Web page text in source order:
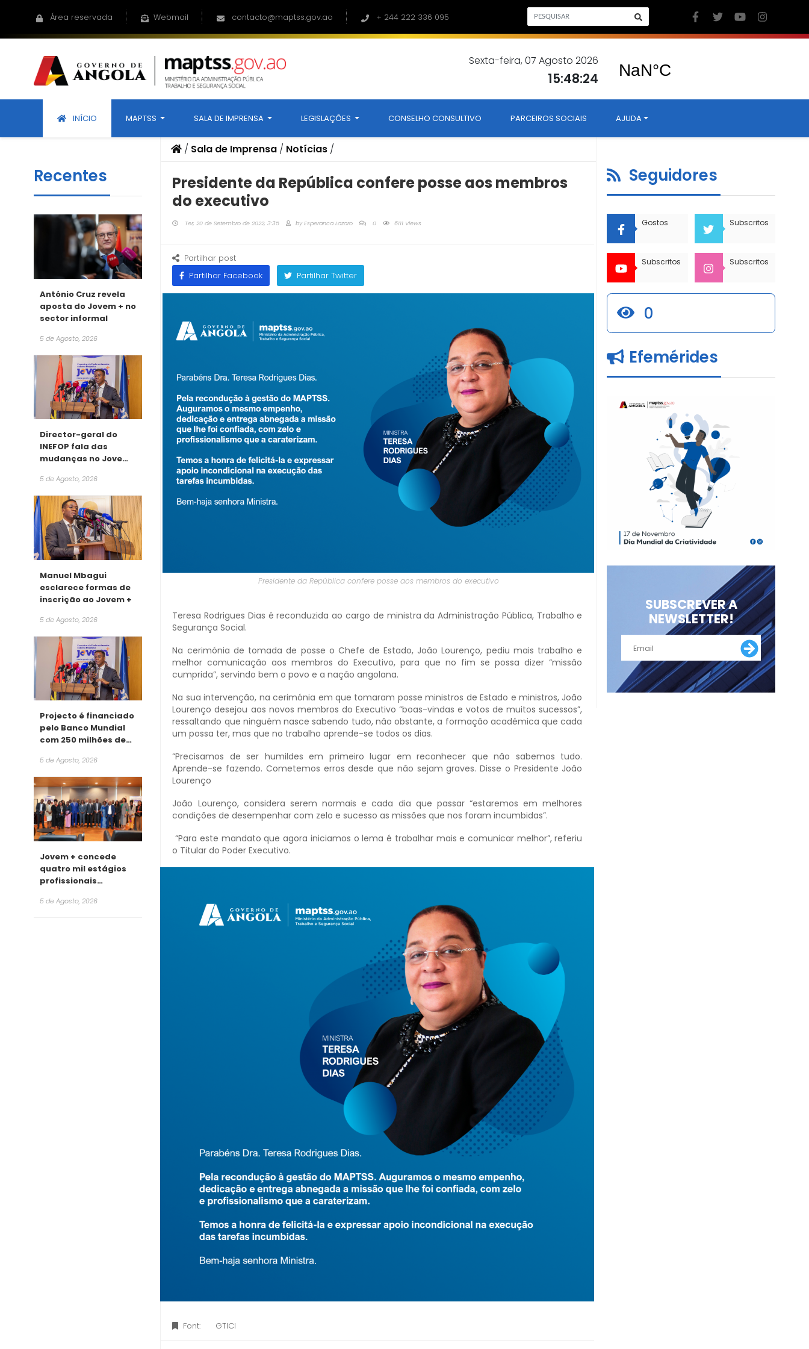
Área reservada Webmail contacto@maptss.gov.ao + 244 222 336 095
Sexta-feira, 07 Agosto 2026
15:48:25
INÍCIO MAPTSS SALA DE IMPRENSA LEGISLAÇÕES CONSELHO CONSULTIVO PARCEIROS SOCIAIS AJUDA
Recentes
António Cruz revela
aposta do Jovem + no
sector informal
5 de Agosto, 2026
Director-geral do
INEFOP fala das
mudanças no Jovem
5 de Agosto, 2026
Manuel Mbagui
esclarece formas de
inscrição ao Jovem +
5 de Agosto, 2026
Projecto é financiado
pelo Banco Mundial
com 250 milhões de
5 de Agosto, 2026
Jovem + concede
quatro mil estágios
profissionais
2026
5 de Agosto, 2026
/ Sala de Imprensa / Notícias /
Presidente da República confere posse aos membros
do executivo
Ter, 20 de Setembro de 2022, 3:35 byEsperanca Lazaro 0 6111 Views
Partilhar post
Partilhar Facebook
Partilhar Twitter
Presidente da República confere posse aos membros do executivo
Teresa Rodrigues Dias é reconduzida ao cargo de ministra da Administração Pública, Trabalho e
Segurança Social.
Na cerimónia de tomada de posse o Chefe de Estado, João Lourenço, pediu mais trabalho e
melhor comunicação aos membros do Executivo, para que no fim se possa dizer “missão
cumprida”, servindo bem o povo e a nação angolana.
Na sua intervenção, na cerimónia em que tomaram posse ministros de Estado e ministros, João
Lourenço desejou aos novos membros do Executivo “boas-vindas e votos de muitos sucessos”,
ressaltando que ninguém nasce sabendo tudo, não obstante, a formação académica que cada
um possa ter, mas que no trabalho aprende-se todos os dias.
“Precisamos de ser humildes em primeiro lugar em reconhecer que não sabemos tudo.
Aprende-se fazendo. Cometemos erros desde que não sejam graves. Disse o Presidente João
Lourenço
João Lourenço, considera serem normais e cada dia que passar “estaremos em melhores
condições de desempenhar com zelo e sucesso as missões que nos foram incumbidas”.
“Para este mandato que agora iniciamos o lema é trabalhar mais e comunicar melhor”, referiu
o Titular do Poder Executivo.
Font: GTICI
Seguidores
Gostos Subscritos
Subscritos Subscritos
0
Efemérides
SUBSCREVER A
NEWSLETTER!